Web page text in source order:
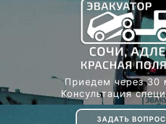
Приедем через 30
Консультация
ЗАДАТЬ ВОПРОС